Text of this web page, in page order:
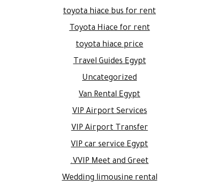
toyota hiace bus for rent
Toyota Hiace for rent
toyota hiace price
Travel Guides Egypt
Uncategorized
Van Rental Egypt
VIP Airport Services
VIP Airport Transfer
VIP car service Egypt
VVIP Meet and Greet.
Wedding limousine rental